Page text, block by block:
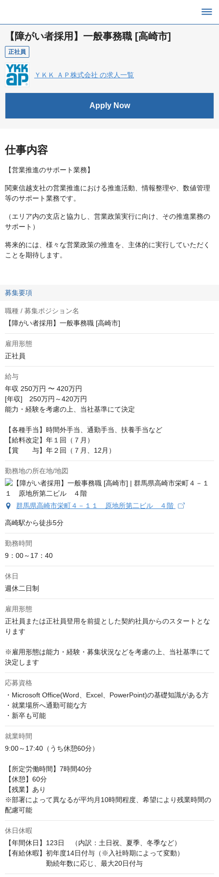
【障がい者採用】一般事務職 [高崎市]
正社員
ＹＫＫ ＡＰ株式会社 の求人一覧
Apply Now
仕事内容
【営業推進のサポート業務】
関東信越支社の営業推進における推進活動、情報整理や、数値管理
等のサポート業務です。
（エリア内の支店と協力し、営業政策実行に向け、その推進業務の
サポート）
将来的には、様々な営業政策の推進を、主体的に実行していただく
ことを期待します。
募集要項
職種 / 募集ポジション名
【障がい者採用】一般事務職 [高崎市]
雇用形態
正社員
給与
年収 250万円 〜 420万円
[年収]　250万円～420万円
能力・経験を考慮の上、当社基準にて決定
【各種手当】時間外手当、通勤手当、扶養手当など
【給料改定】年１回（７月）
【賞　　与】年２回（７月、12月）
勤務地の所在地/地図
群馬県高崎市栄町４－１１ 原地所第二ビル ４階
高崎駅から徒歩5分
勤務時間
9：00～17：40
休日
週休二日制
雇用形態
正社員または正社員登用を前提とした契約社員からのスタートとな
ります
※雇用形態は能力・経験・募集状況などを考慮の上、当社基準にて
決定します
応募資格
・Microsoft Office(Word、Excel、PowerPoint)の基礎知識がある方
・就業場所へ通勤可能な方
・新卒も可能
就業時間
9:00～17:40（うち休憩60分）
【所定労働時間】7時間40分
【休憩】60分
【残業】あり
※部署によって異なるが平均月10時間程度、希望により残業時間の
配慮可能
休日休暇
【年間休日】123日　（内訳：土日祝、夏季、冬季など）
【有給休暇】初年度14日付与（※入社時期によって変動）
勤続年数に応じ、最大20日付与